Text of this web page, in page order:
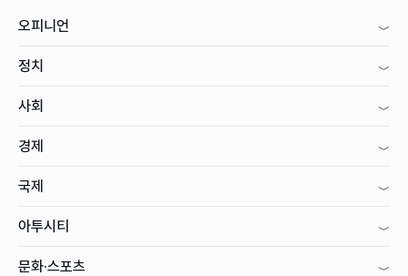
오피니언
정치
사회
경제
국제
아투시티
문화·스포츠